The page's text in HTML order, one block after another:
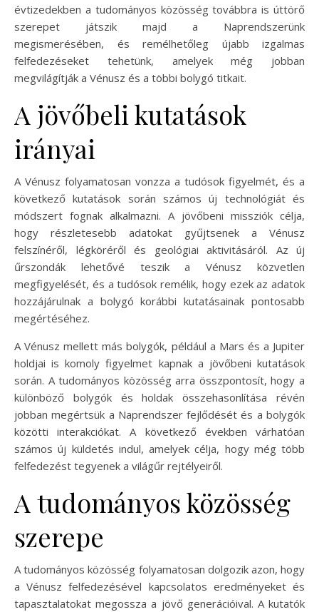
évtizedekben a tudományos közösség továbbra is úttörő
szerepet játszik majd a Naprendszerünk
megismerésében, és remélhetőleg újabb izgalmas
felfedezéseket tehetünk, amelyek még jobban
megvilágítják a Vénusz és a többi bolygó titkait.
A jövőbeli kutatások
irányai
A Vénusz folyamatosan vonzza a tudósok figyelmét, és a
következő kutatások során számos új technológiát és
módszert fognak alkalmazni. A jövőbeni missziók célja,
hogy részletesebb adatokat gyűjtsenek a Vénusz
felszínéről, légköréről és geológiai aktivitásáról. Az új
űrszondák lehetővé teszik a Vénusz közvetlen
megfigyelését, és a tudósok remélik, hogy ezek az adatok
hozzájárulnak a bolygó korábbi kutatásainak pontosabb
megértéséhez.
A Vénusz mellett más bolygók, például a Mars és a Jupiter
holdjai is komoly figyelmet kapnak a jövőbeni kutatások
során. A tudományos közösség arra összpontosít, hogy a
különböző bolygók és holdak összehasonlítása révén
jobban megértsük a Naprendszer fejlődését és a bolygók
közötti interakciókat. A következő években várhatóan
számos új küldetés indul, amelyek célja, hogy még több
felfedezést tegyenek a világűr rejtélyeiről.
A tudományos közösség
szerepe
A tudományos közösség folyamatosan dolgozik azon, hogy
a Vénusz felfedezésével kapcsolatos eredményeket és
tapasztalatokat megossza a jövő generációival. A kutatók